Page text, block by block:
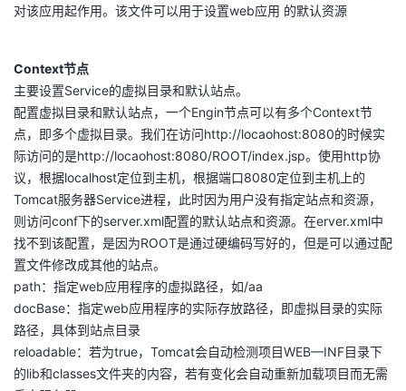
对该应用起作用。该文件可以用于设置web应用 的默认资源
Context节点
主要设置Service的虚拟目录和默认站点。
配置虚拟目录和默认站点，一个Engin节点可以有多个Context节
点，即多个虚拟目录。我们在访问http://locaohost:8080的时候实
际访问的是http://locaohost:8080/ROOT/index.jsp。使用http协
议，根据localhost定位到主机，根据端口8080定位到主机上的
Tomcat服务器Service进程，此时因为用户没有指定站点和资源，
则访问conf下的server.xml配置的默认站点和资源。在erver.xml中
找不到该配置，是因为ROOT是通过硬编码写好的，但是可以通过配
置文件修改成其他的站点。
path：指定web应用程序的虚拟路径，如/aa
docBase：指定web应用程序的实际存放路径，即虚拟目录的实际
路径，具体到站点目录
reloadable：若为true，Tomcat会自动检测项目WEB—INF目录下
的lib和classes文件夹的内容，若有变化会自动重新加载项目而无需